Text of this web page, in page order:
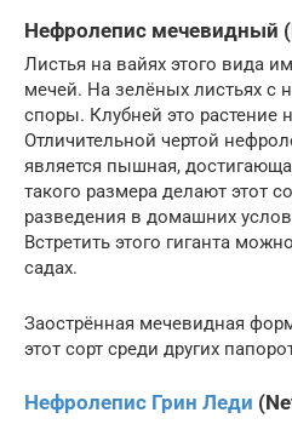
Нефролепис мечевидный
Листья на вайях этого вида
мечей. На зелёных листьях с
споры. Клубней это растение
Отличительной чертой
является пышная,
такого размера делают этот
разведения в домашних
Встретить этого гиганта
садах.
Заострённая мечевидная
этот сорт среди других
Нефролепис Грин Леди